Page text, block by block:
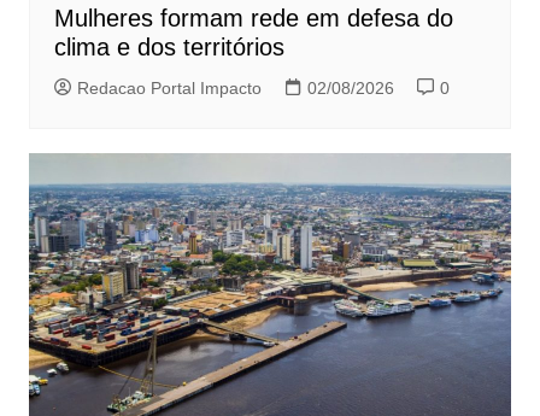
Mulheres formam rede em defesa do
clima e dos territórios
Redacao Portal Impacto 02/08/2026 0